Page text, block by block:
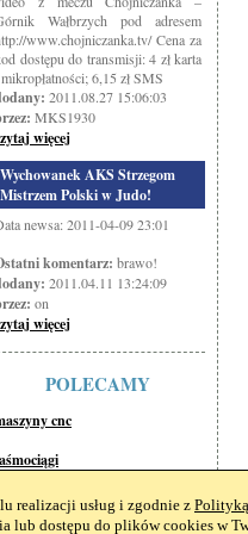
realizacji usług i zgodnie z
lub dostępu do plików cookies w
Wałbrzych pod adresem
www.chojniczanka.tv/ Cena za
dostępu do transmisji: 4 zł karta
6,15 zł SMS
2011.08.27 15:06:03
MKS1930
więcej
Wychowanek AKS Strzegom
Mistrzem Polski w Judo!
newsa: 2011-04-09 23:01
komentarz: brawo!
2011.04.11 13:24:09
on
więcej
POLECAMY
cnc